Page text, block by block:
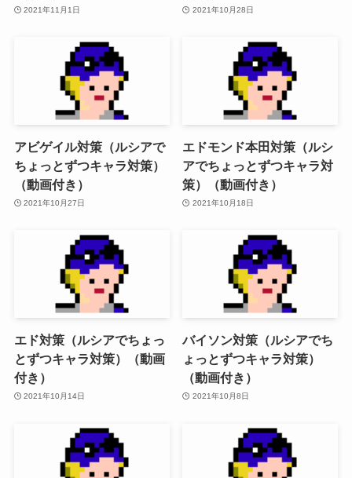
2021年11月1日 2021年10月28日
アビゲイル対策（ルシアで
ちょっとずつキャラ対策）
（動画付き）
2021年10月27日
エドモンド本田対策（ルシ
アでちょっとずつキャラ対
策）（動画付き）
2021年10月18日
エド対策（ルシアでちょっ
とずつキャラ対策）（動画
付き）
2021年10月14日
バイソン対策（ルシアでち
ょっとずつキャラ対策）
（動画付き）
2021年10月8日